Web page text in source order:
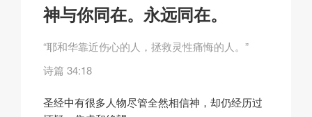
神与你同在。永远同在。
“耶和华靠近伤心的人，拯救灵性痛悔的人。”
诗篇 34:18
圣经中有很多人物尽管全然相信神，却仍经历过